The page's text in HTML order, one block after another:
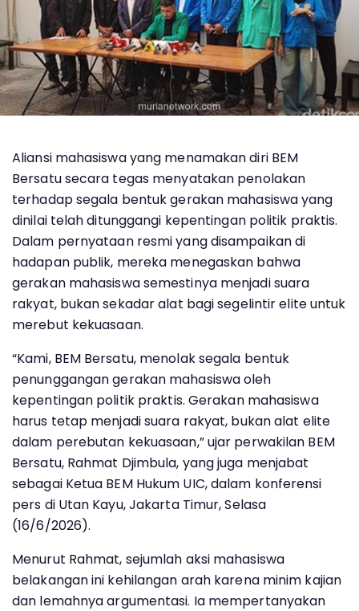
Aliansi mahasiswa yang menamakan diri BEM
Bersatu secara tegas menyatakan penolakan
terhadap segala bentuk gerakan mahasiswa yang
dinilai telah ditunggangi kepentingan politik praktis.
Dalam pernyataan resmi yang disampaikan di
hadapan publik, mereka menegaskan bahwa
gerakan mahasiswa semestinya menjadi suara
rakyat, bukan sekadar alat bagi segelintir elite untuk
merebut kekuasaan.
“Kami, BEM Bersatu, menolak segala bentuk
penunggangan gerakan mahasiswa oleh
kepentingan politik praktis. Gerakan mahasiswa
harus tetap menjadi suara rakyat, bukan alat elite
dalam perebutan kekuasaan,” ujar perwakilan BEM
Bersatu, Rahmat Djimbula, yang juga menjabat
sebagai Ketua BEM Hukum UIC, dalam konferensi
pers di Utan Kayu, Jakarta Timur, Selasa
(16/6/2026).
Menurut Rahmat, sejumlah aksi mahasiswa
belakangan ini kehilangan arah karena minim kajian
dan lemahnya argumentasi. Ia mempertanyakan